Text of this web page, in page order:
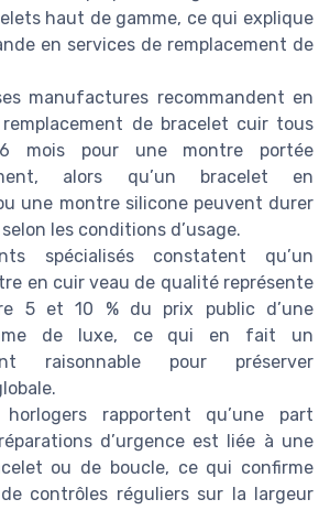
haut de gamme, ce qui explique
en services de remplacement de
manufactures recommandent en
de bracelet cuir tous
mois pour une montre portée
alors qu’un bracelet en
une montre silicone peuvent durer
selon les conditions d’usage.
spécialisés constatent qu’un
en cuir veau de qualité représente
5 et 10 % du prix public d’une
de luxe, ce qui en fait un
raisonnable pour préserver
rapportent qu’une part
d’urgence est liée à une
ou de boucle, ce qui confirme
de contrôles réguliers sur la largeur